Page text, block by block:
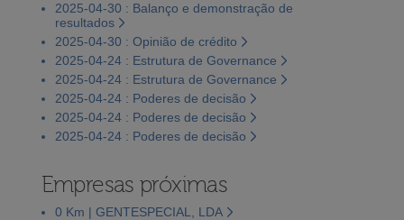
2025-04-30 : Balanço e demonstração de
resultados
2025-04-30 : Opinião de crédito
2025-04-24 : Estrutura de Governance
2025-04-24 : Estrutura de Governance
2025-04-24 : Poderes de decisão
2025-04-24 : Poderes de decisão
2025-04-24 : Poderes de decisão
Empresas próximas
0 Km | GENTESPECIAL, LDA